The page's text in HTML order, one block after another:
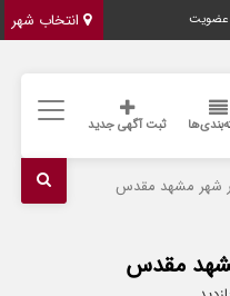
انتخاب شهر عضویت
ثبت آگهی جدید
شهر مشهد مقدس
مقدس